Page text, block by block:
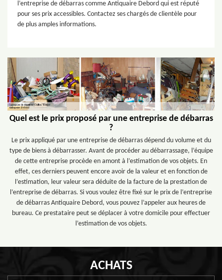
l’entreprise de débarras comme Antiquaire Debord qui est réputé
pour ses prix accessibles. Contactez ses chargés de clientèle pour
de plus amples informations.
Quel est le prix proposé par une entreprise de débarras
?
Le prix appliqué par une entreprise de débarras dépend du volume et du
type de biens à débarrasser. Avant de procéder au débarrassage, l’équipe
de cette entreprise procède en amont à l’estimation de vos objets. En
effet, ces derniers peuvent encore avoir de la valeur et en fonction de
l’estimation, leur valeur sera déduite de la facture de la prestation de
l’entreprise de débarras. Si vous voulez être fixé sur le prix de l’entreprise
de débarras Antiquaire Debord, vous pouvez l’appeler aux heures de
bureau. Ce prestataire peut se déplacer à votre domicile pour effectuer
l’estimation de vos objets.
ACHATS